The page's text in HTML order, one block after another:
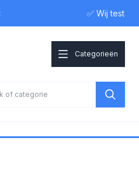
✅ Wij testen
Categorieën